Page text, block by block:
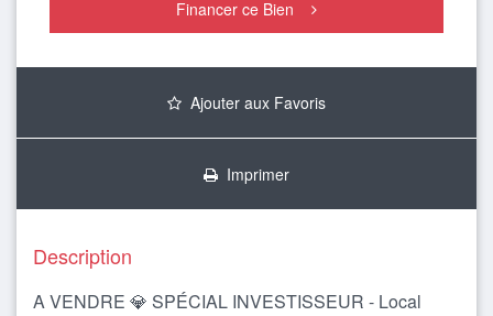
Financer ce Bien
Ajouter aux Favoris
Imprimer
Description
A VENDRE 💎 SPÉCIAL INVESTISSEUR - Local